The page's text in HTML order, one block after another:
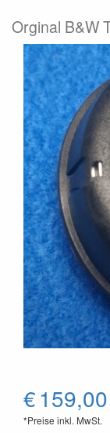
Orginal B&W
€159,00
*Preise inkl. MwSt.